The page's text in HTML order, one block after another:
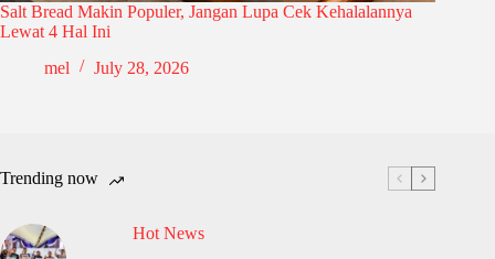
Salt Bread Makin Populer, Jangan Lupa Cek Kehalalannya
Lewat 4 Hal Ini
mel
July 28, 2026
Trending now
Hot News